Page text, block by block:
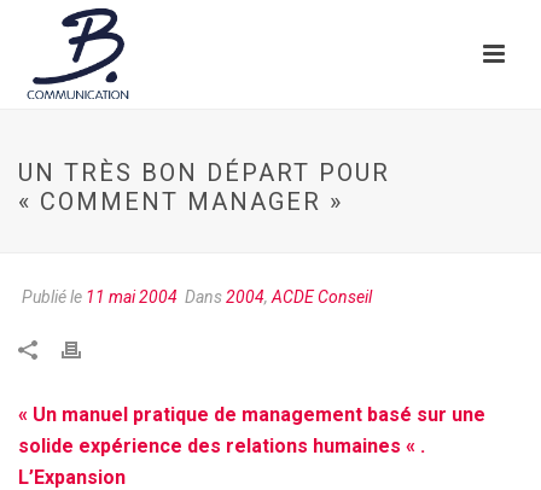
UN TRÈS BON DÉPART POUR
« COMMENT MANAGER »
Publié le 11 mai 2004 Dans2004, ACDE Conseil
« Un manuel pratique de management basé sur une
solide expérience des relations humaines « .
L’Expansion